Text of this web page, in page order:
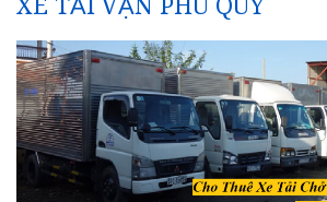
XE TẢI VẠN PHÚ QUÝ